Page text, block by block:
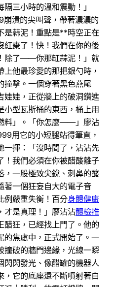
三小時的溫和震動！」
崩潰的尖叫聲，帶著濃濃的
是蒜泥！重點是**時空正在
棗了！快！我們在你的後
除了——你那缸蒜泥！」就
他最珍愛的那把銀勺時，
撞擊。一個穿著黑色燕尾
娃娃，正從牆上的破洞鑽進
小型瓦斯桶的東西，桶上用
料」。「你怎麼——」廖沾
用它的小短腿站得筆直，
一揮：「沒時間了，沾沾先
！我們必須在你被醋酸離子
，一股極致尖銳、刺鼻的酸
著一個狂妄自大的電子音
例嚴重失衡！百分身體健康
才是真理！」廖沾沾體檢推
醋狂，已經找上門了。他的
的焦慮中，正式開始了。一
撞破的牆門邊緣，光線一瞬
閃閃發光、像醋罐的機器人
，它的底座還不斷噴射著白